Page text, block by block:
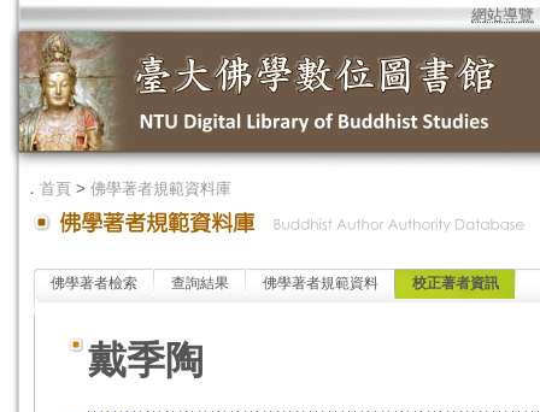
網站導覽
． 首頁 > 佛學著者規範資料庫
佛學著者檢索 查詢結果 佛學著者規範資料 校正著者資訊
戴季陶